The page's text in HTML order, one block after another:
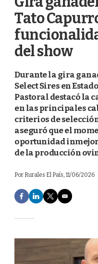
Tato
del show
Durante la gira
Select Sires en
Pastoral destacó la
en las principales
criterios de
aseguró que el
oportunidad
de la producción
Por Rurales El País, 11/06/2026
F
a
e
o
k
L
i
d
n
T
w
e
E
m